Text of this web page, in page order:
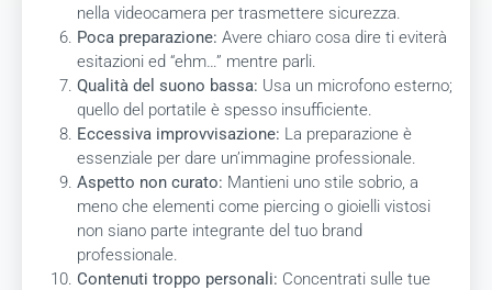
nella videocamera per trasmettere sicurezza.
Poca preparazione: Avere chiaro cosa dire ti eviterà
esitazioni ed “ehm…” mentre parli.
Qualità del suono bassa: Usa un microfono esterno;
quello del portatile è spesso insufficiente.
Eccessiva improvvisazione: La preparazione è
essenziale per dare un’immagine professionale.
Aspetto non curato: Mantieni uno stile sobrio, a
meno che elementi come piercing o gioielli vistosi
non siano parte integrante del tuo brand
professionale.
Contenuti troppo personali: Concentrati sulle tue